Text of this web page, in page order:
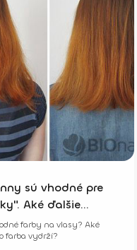
sú vhodné pre
Aké ďalšie
farby na vlasy? Aké
farba vydrží?